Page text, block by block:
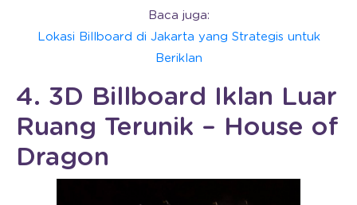
Baca juga:
Lokasi Billboard di Jakarta yang Strategis untuk
Beriklan
4. 3D Billboard Iklan Luar
Ruang Terunik – House of
Dragon